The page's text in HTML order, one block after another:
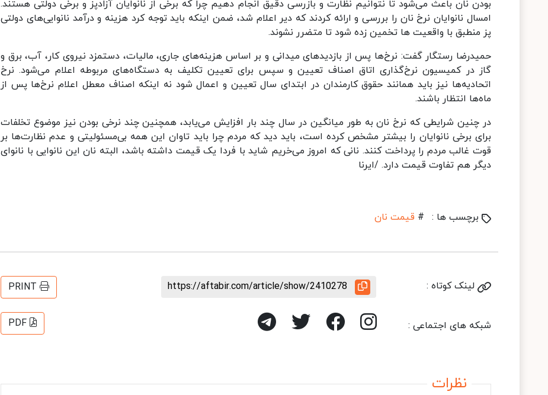
بودن نان باعث می‌شود تا نتوانیم نظارت و بازرسی دقیق انجام دهیم چرا که برخی از نانوایان آزادپز و برخی دولتی هستند.
امسال نانوایان نرخ نان را بررسی و ارائه کردند که دیر اعلام شد، ضمن اینکه باید توجه کرد هزینه و درآمد نانوایی‌های دولتی
پز منطبق با واقعیت ها تخمین زده شود تا متضرر نشوند.
حمیدرضا رستگار گفت: نرخ‌ها پس از بازدیدهای میدانی و بر اساس هزینه‌های جاری، مالیات، دستمزد نیروی کار، آب، برق و
گاز در کمیسیون نرخ‌گذاری اتاق اصناف تعیین و سپس برای تعیین تکلیف به دستگاه‌های مربوطه اعلام می‌شود. نرخ
اتحادیه‌ها نیز باید همانند حقوق کارمندان در ابتدای سال تعیین و اعمال شود نه اینکه اصناف معطل اعلام نرخ‌ها پس از
ماه‌ها انتظار باشند.
در چنین شرایطی که نرخ نان به طور میانگین در سال چند بار افزایش می‌یابد، همچنین چند نرخی بودن نیز موضوع تخلفات
برای برخی نانوایان را بیشتر مشخص کرده است، باید دید که مردم چرا باید تاوان این همه بی‌مسئولیتی و عدم نظارت‌ها بر
قوت غالب مردم را پرداخت کنند. نانی که امروز می‌خریم شاید با فردا یک قیمت داشته باشد، البته نان این نانوایی با نانوای
دیگر هم تفاوت قیمت دارد. /ایرنا
برچسب ها : # قیمت نان
لینک کوتاه : https://aftabir.com/article/show/2410278
PRINT
شبکه های اجتماعی : PDF
نظرات